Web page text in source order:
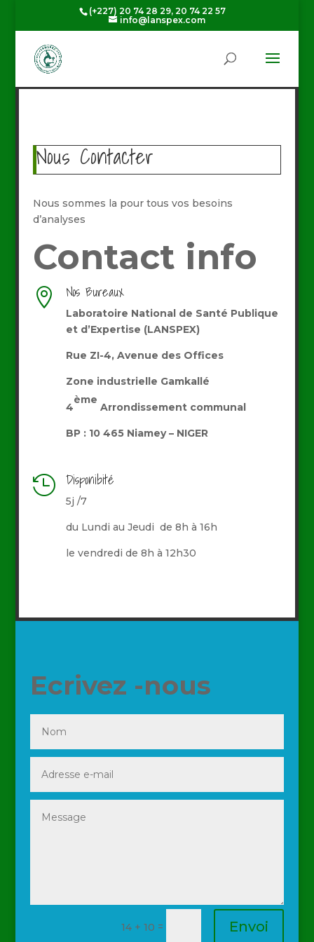
(+227) 20 74 28 29, 20 74 22 57
info@lanspex.com
Nous Contacter
Nous sommes la pour tous vos besoins
d’analyses
Contact info
 Nos Bureaux
Laboratoire National de Santé Publique
et d’Expertise (LANSPEX)
Rue ZI-4, Avenue des Offices
Zone industrielle Gamkallé
4
ème
Arrondissement communal
BP : 10 465 Niamey – NIGER
 Disponibité
5j /7
du Lundi au Jeudi de 8h à 16h
le vendredi de 8h à 12h30
Ecrivez -nous
14 + 10 = Envoi